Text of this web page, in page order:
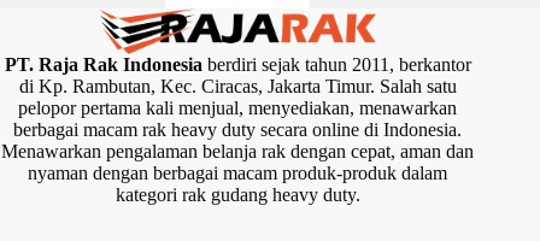
PT. Raja Rak Indonesiaberdiri sejak tahun 2011, berkantor
di Kp. Rambutan, Kec. Ciracas, Jakarta Timur. Salah satu
pelopor pertama kali menjual, menyediakan, menawarkan
berbagai macam rak heavy duty secara online di Indonesia.
Menawarkan pengalaman belanja rak dengan cepat, aman dan
nyaman dengan berbagai macam produk-produk dalam
kategori rak gudang heavy duty.